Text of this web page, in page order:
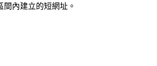
間內建立的短網址。